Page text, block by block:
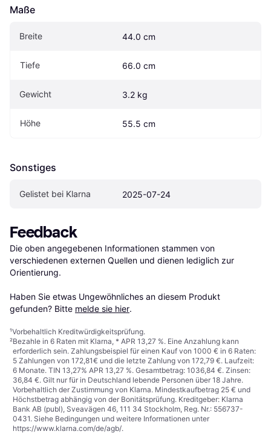
Maße
Breite 44.0 cm
Tiefe 66.0 cm
Gewicht 3.2 kg
Höhe 55.5 cm
Sonstiges
Gelistet bei Klarna 2025-07-24
Feedback
Die oben angegebenen Informationen stammen von
verschiedenen externen Quellen und dienen lediglich zur
Orientierung.
Haben Sie etwas Ungewöhnliches an diesem Produkt
gefunden? Bitte melde sie hier.
¹Vorbehaltlich Kreditwürdigkeitsprüfung.
²Bezahle in 6 Raten mit Klarna, * APR 13,27 %. Eine Anzahlung kann
erforderlich sein. Zahlungsbeispiel für einen Kauf von 1000 € in 6 Raten:
5 Zahlungen von 172,81€ und die letzte Zahlung von 172,79 €. Laufzeit:
6 Monate. TIN 13,27% APR 13,27 %. Gesamtbetrag: 1036,84 €. Zinsen:
36,84 €. Gilt nur für in Deutschland lebende Personen über 18 Jahre.
Vorbehaltlich der Zustimmung von Klarna. Mindestkaufbetrag 25 € und
Höchstbetrag abhängig von der Bonitätsprüfung. Kreditgeber: Klarna
Bank AB (publ), Sveavägen 46, 111 34 Stockholm, Reg. Nr.: 556737-
0431. Siehe Bedingungen und weitere Informationen unter
https://www.klarna.com/de/agb/.